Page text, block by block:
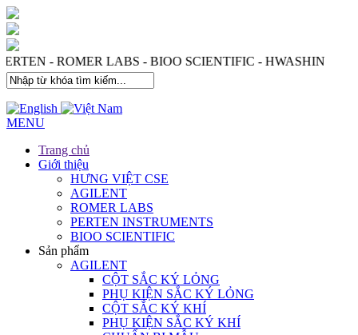
- ROMER LABS - BIOO SCIENTIFIC - HWASHIN
MENU
Trang chủ
Giới thiệu
HƯNG VIỆT CSE
AGILENT
ROMER LABS
PERTEN INSTRUMENTS
BIOO SCIENTIFIC
Sản phẩm
AGILENT
CỘT SẮC KÝ LỎNG
PHỤ KIỆN SẮC KÝ LỎNG
CỘT SẮC KÝ KHÍ
PHỤ KIỆN SẮC KÝ KHÍ